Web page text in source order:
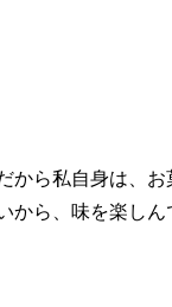
から私自身は、
ら、味を楽し